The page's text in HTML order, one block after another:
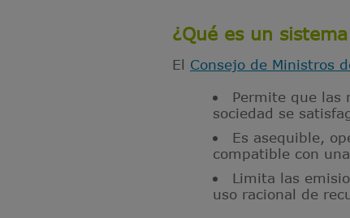
¿Qué es un
El Consejo de Ministros
Permite que las
sociedad se
Es asequible,
compatible con
Limita las
uso racional de